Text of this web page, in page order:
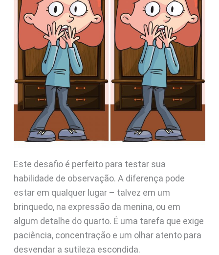
Este desafio é perfeito para testar sua
habilidade de observação. A diferença pode
estar em qualquer lugar – talvez em um
brinquedo, na expressão da menina, ou em
algum detalhe do quarto. É uma tarefa que exige
paciência, concentração e um olhar atento para
desvendar a sutileza escondida.